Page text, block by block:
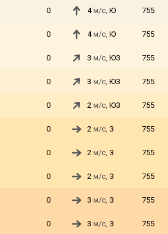
0 4м/с, Ю 755
0 4м/с, Ю 755
0 3 м/с, ЮЗ 755
0 3 м/с, ЮЗ 755
0 2 м/с, ЮЗ 755
0 2 м/с, З 755
0 2 м/с, З 755
0 2 м/с, З 755
0 3 м/с, З 755
0 3 м/с, З 755